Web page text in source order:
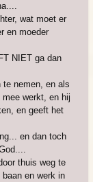
wat moet er
en moeder
NIET ga dan
te nemen, en als
werkt, en hij
en geeft het
en dan toch
thuis weg te
en werk in